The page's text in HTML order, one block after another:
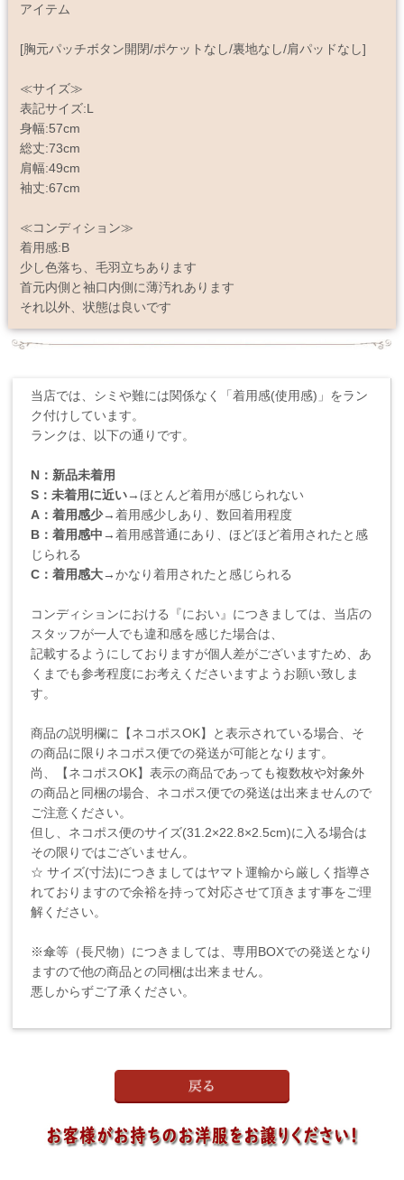
アイテム
[胸元パッチボタン開閉/ポケットなし/裏地なし/肩パッドなし]
≪サイズ≫
表記サイズ:L
身幅:57cm
総丈:73cm
肩幅:49cm
袖丈:67cm
≪コンディション≫
着用感:B
少し色落ち、毛羽立ちあります
首元内側と袖口内側に薄汚れあります
それ以外、状態は良いです
当店では、シミや難には関係なく「着用感(使用感)」をラン
ク付けしています。
ランクは、以下の通りです。
N：新品未着用
S：未着用に近い→ほとんど着用が感じられない
A：着用感少→着用感少しあり、数回着用程度
B：着用感中→着用感普通にあり、ほどほど着用されたと感
じられる
C：着用感大→かなり着用されたと感じられる
コンディションにおける『におい』につきましては、当店の
スタッフが一人でも違和感を感じた場合は、
記載するようにしておりますが個人差がございますため、あ
くまでも参考程度にお考えくださいますようお願い致しま
す。
商品の説明欄に【ネコポスOK】と表示されている場合、そ
の商品に限りネコポス便での発送が可能となります。
尚、【ネコポスOK】表示の商品であっても複数枚や対象外
の商品と同梱の場合、ネコポス便での発送は出来ませんので
ご注意ください。
但し、ネコポス便のサイズ(31.2×22.8×2.5cm)に入る場合は
その限りではございません。
☆ サイズ(寸法)につきましてはヤマト運輸から厳しく指導さ
れておりますので余裕を持って対応させて頂きます事をご理
解ください。
※傘等（長尺物）につきましては、専用BOXでの発送となり
ますので他の商品との同梱は出来ません。
悪しからずご了承ください。